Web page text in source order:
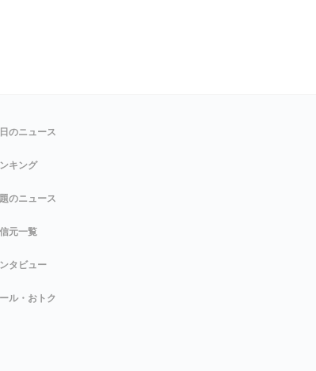
のニュース
キング
のニュース
元一覧
タビュー
ル・おトク